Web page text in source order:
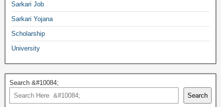
Sarkari Job
Sarkari Yojana
Scholarship
University
Search &#10084;
Search